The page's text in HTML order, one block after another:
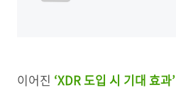
이어진 ‘XDR 도입 시 기대 효과’